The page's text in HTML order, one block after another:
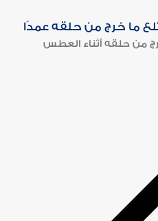
ما خرج من حلقه عمدًا
من حلقه أثناء العطس